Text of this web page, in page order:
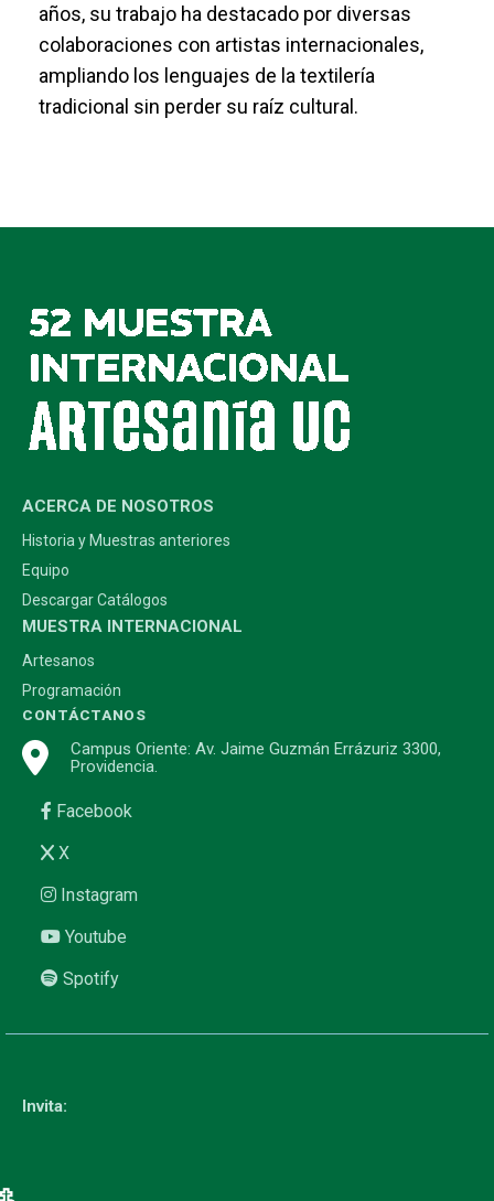
años, su trabajo ha destacado por diversas
colaboraciones con artistas internacionales,
ampliando los lenguajes de la textilería
tradicional sin perder su raíz cultural.
ACERCA DE NOSOTROS
Historia y Muestras anteriores
Equipo
Descargar Catálogos
MUESTRA INTERNACIONAL
Artesanos
Programación
CONTÁCTANOS
Campus Oriente: Av. Jaime Guzmán Errázuriz 3300,
Providencia.
Facebook
X
Instagram
Youtube
Spotify
Invita: